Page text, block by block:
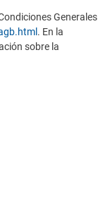
Generales
. En la
sobre la